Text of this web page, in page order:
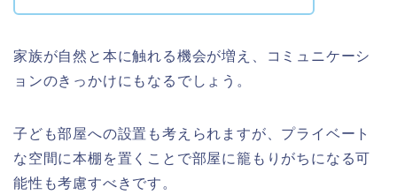
家族が自然と本に触れる機会が増え、コミュニケーシ
ョンのきっかけにもなるでしょう。
子ども部屋への設置も考えられますが、プライベート
な空間に本棚を置くことで部屋に籠もりがちになる可
能性も考慮すべきです。